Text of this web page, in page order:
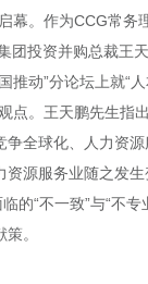
幕。作为CCG常务
团投资并购总裁王
推动”分论坛上就“
点。王天鹏先生指
争全球化、人力资源
资源服务业随之发
的“不一致”与“不
。